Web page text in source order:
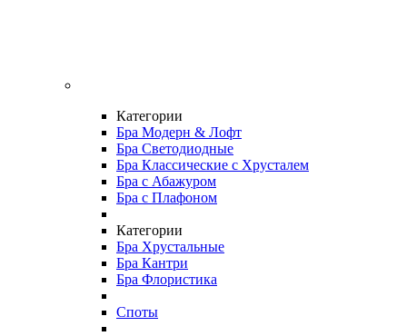
Категории
Бра Модерн & Лофт
Бра Светодиодные
Бра Классические с Хрусталем
Бра с Абажуром
Бра с Плафоном
Категории
Бра Хрустальные
Бра Кантри
Бра Флористика
Споты